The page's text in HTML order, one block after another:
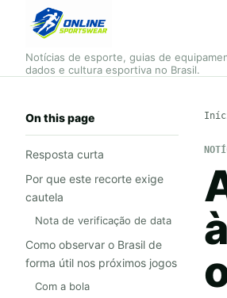
Notícias de esporte, guias de
dados e cultura esportiva no Brasil.
On this page
Resposta curta
Por que este recorte exige
cautela
Nota de verificação de data
Como observar o Brasil de
forma útil nos próximos jogos
Com a bola